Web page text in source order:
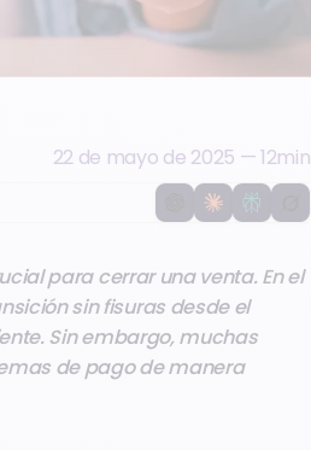
22 de mayo de 2025 —12min
para cerrar una venta. En el
sin fisuras desde el
Sin embargo, muchas
de pago de manera